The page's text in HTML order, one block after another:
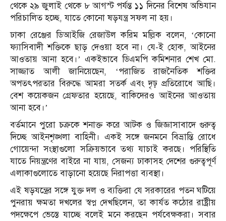
থেকে ২৯ জুলাই থেকে ৮ আগস্ট পর্যন্ত ১১ দিনের বিশেষ অভিযান
পরিচালিত হচ্ছে, যাতে কোনো ষড়যন্ত্র সফল না হয়।
ঢাকা রেঞ্জের ডিআইজি রেজাউল করিম মল্লিক বলেন, ‘কোনো
ফ্যাসিবাদী শক্তিকে ছাড় দেওয়া হবে না। যে-ই হোক, আইনের
আওতায় আনা হবে।’ একইভাবে ডিএমপি কমিশনার শেখ মো.
সাজ্জাত আলী জানিয়েছেন, ‘পরাজিত রাজনৈতিক শক্তির
অপতৎপরতার বিরুদ্ধে আমরা সতর্ক এবং দৃঢ় প্রতিরোধে আছি।
বেশ কয়েকজন গ্রেফতার হয়েছে, বাকিদেরও আইনের আওতায়
আনা হবে।’
বর্তমানে পুরো চক্রকে শনাক্ত করে আটক ও জিজ্ঞাসাবাদে গুরুত্ব
দিচ্ছে আইনশৃঙ্খলা বাহিনী। একই সঙ্গে জনমনে বিভ্রান্তি রোধে
গোয়েন্দা সংস্থাগুলো সক্রিয়ভাবে তথ্য যাচাই করছে। পরিস্থিতি
যাতে নিয়ন্ত্রণের বাইরে না যায়, সেজন্য ঢাকাসহ দেশের গুরুত্বপূর্ণ
এলাকাগুলোতে বাড়ানো হয়েছে নিরাপত্তা ব্যবস্থা।
এই ষড়যন্ত্রের সঙ্গে যুক্ত দল ও ব্যক্তিরা যে সরকারের পতন ঘটিয়ে
পুনরায় ক্ষমতা দখলের স্বপ্ন দেখছিলেন, তা কার্যত কঠোর রাষ্ট্রীয়
পদক্ষেপে ভেস্তে যাচ্ছে বলেই মনে করছেন পর্যবেক্ষকরা। সবার